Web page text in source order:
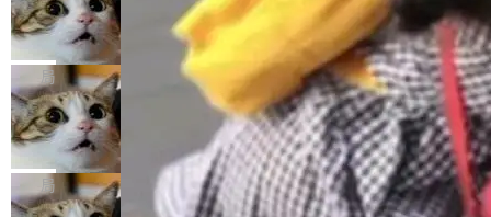
nt智能测试系统入选AI测试领域代表产品。对CI
O而言，这提示了一个转变：AI测试正在从效率
工具升级为企业的质量基础设施。 CIO面对的新
现实 过去两年，CIO们的焦虑清单上多了两项：
一是如何让大模型和智能体应用安全地从PoC走
向生产，二是如何让测试团队跟得上AI应用...
（sum type）。但他说清楚了一件事：这不是类
型系统的学术体操，是日常编码的思维方式。 文
章从一个简单的例子切入。一个网站的深色主题
设置，如果用布尔值 + 可空字段来表示——bool
ean 表示是否可切换，nullable 的默认模式、浅
色方案、深色方案——会产生大量无意义的组
合。方案缺了、配置冲突了、全 null 了。要知道
哪些组合有效，作者说，你得靠"文档、校验、或
Cloudflare 开源内部企业 AI 平台 Clou
dflare OS
Cloudflare 发布了一个开源项目 Cloudflare O
S。如果你只看官方博客，你会觉得这是又一
个"AI 知识库 + 聊天机器人"——每个大厂都在
做，没什么新鲜的。 但 Kenton Varda 在 Twitte
r 上把事情说清楚了： 今天我们发布了 Cloudfla
re OS，一个带连接器的聊天机器人，跟其他所
有科技公司做的一样。只不过，实际上它不一
局
Deno 团队开源 Celld，可自托管的分
布式 Durable Objects
Ryan Dahl 领导的 Deno 团队推出了最新开源项
目 Celld，一个能在自己机器上运行 Cloudflare
Workers 和 Durable Objects 的守护进程。 设
局